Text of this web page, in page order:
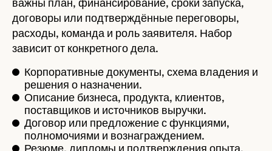
важны план, финансирование, сроки запуска,
договоры или подтверждённые переговоры,
расходы, команда и роль заявителя. Набор
зависит от конкретного дела.
Корпоративные документы, схема владения и
решения о назначении.
Описание бизнеса, продукта, клиентов,
поставщиков и источников выручки.
Договор или предложение с функциями,
полномочиями и вознаграждением.